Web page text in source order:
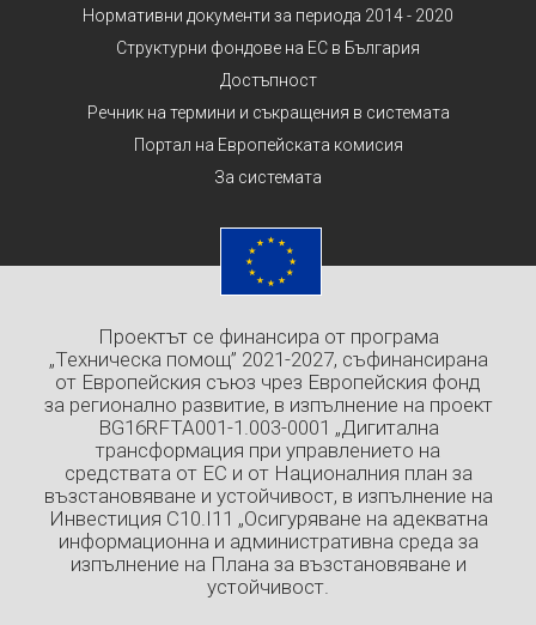
Нормативни документи за периода 2014 - 2020
Структурни фондове на ЕС в България
Достъпност
Речник на термини и съкращения в системата
Портал на Европейската комисия
За системата
Проектът се финансира от програма
„Техническа помощ” 2021-2027, съфинансирана
от Европейския съюз чрез Европейския фонд
за регионално развитие, в изпълнение на проект
BG16RFTA001-1.003-0001 „Дигитална
трансформация при управлението на
средствата от ЕС и от Националния план за
възстановяване и устойчивост, в изпълнение на
Инвестиция C10.I11 „Осигуряване на адекватна
информационна и административна среда за
изпълнение на Плана за възстановяване и
устойчивост.